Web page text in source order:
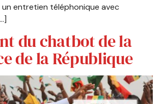
un entretien téléphonique avec
du chatbot de la
de la République